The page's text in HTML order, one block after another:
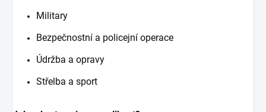
Military
Bezpečnostní a policejní operace
Údržba a opravy
Střelba a sport